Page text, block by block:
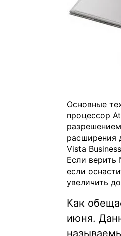
Основные
процессор
расширения
Vista
Если верить
если
увеличить
Как
июня.